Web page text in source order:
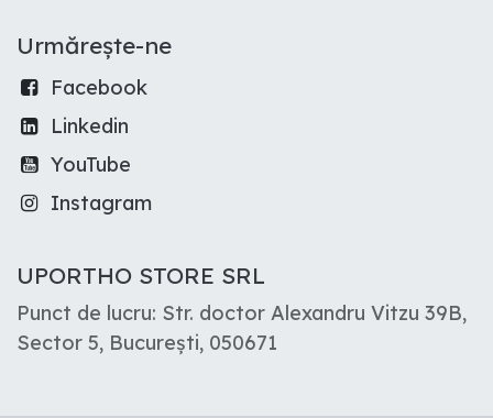
Urmărește-ne
Facebook
Linkedin
YouTube
Instagram
UPORTHO STORE SRL
Punct de lucru: Str. doctor Alexandru Vitzu 39B,
Sector 5, București, 050671